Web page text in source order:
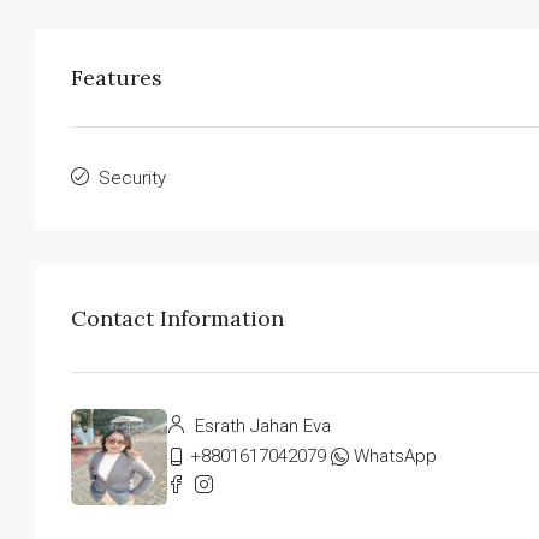
Features
Security
Contact Information
Esrath Jahan Eva
+8801617042079
WhatsApp